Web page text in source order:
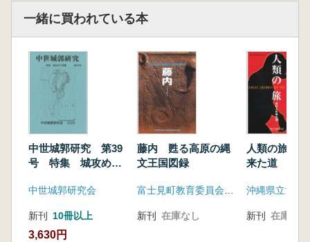
一緒に買われている本
中世城郭研究 第39
号 特集 城攻めの
中世城郭研究会
新刊 10冊以上
3,630円
藤内 甦る高原の縄
文王国図録
富士見町教育委員会 井戸尻考古館
新刊 在庫なし
人類の旅 港
来た道
新刊 在庫なし